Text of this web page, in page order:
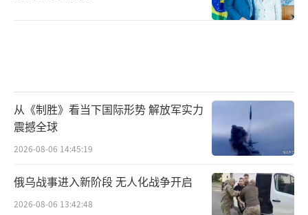
从《制胜》看当下国际形势 解放军实力
震撼全球
2026-08-06 14:45:19
俄乌战事进入新阶段 无人化战争开启
2026-08-06 13:42:48